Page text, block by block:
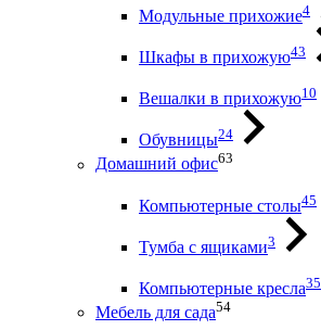
Модульные прихожие4
Шкафы в прихожую43
Вешалки в прихожую10
Обувницы24
Домашний офис63
Компьютерные столы45
Тумба с ящиками3
Компьютерные кресла35
Мебель для сада54